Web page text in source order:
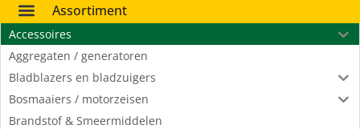
Assortiment
Accessoires
Aggregaten / generatoren
Bladblazers en bladzuigers
Bosmaaiers / motorzeisen
Brandstof & Smeermiddelen